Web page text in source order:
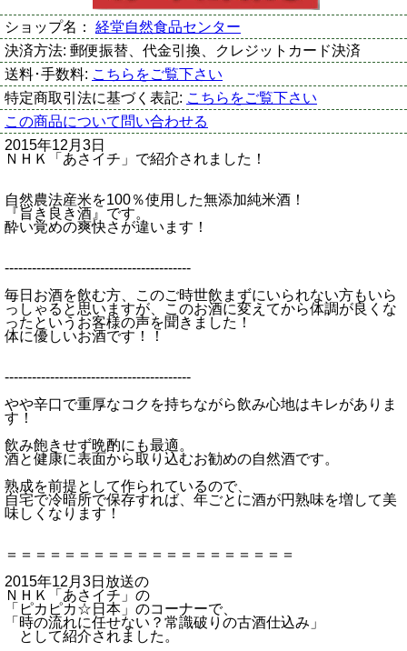
ショップ名： 経堂自然食品センター
決済方法: 郵便振替、代金引換、クレジットカード決済
送料･手数料: こちらをご覧下さい
特定商取引法に基づく表記: こちらをご覧下さい
この商品について問い合わせる
2015年12月3日
ＮＨＫ「あさイチ」で紹介されました！
自然農法産米を100％使用した無添加純米酒！
『旨き良き酒』です。
酔い覚めの爽快さが違います！
-----------------------------------------
毎日お酒を飲む方、このご時世飲まずにいられない方もいら
っしゃると思いますが、このお酒に変えてから体調が良くな
ったというお客様の声を聞きました！
体に優しいお酒です！！
-----------------------------------------
やや辛口で重厚なコクを持ちながら飲み心地はキレがありま
す！
飲み飽きせず晩酌にも最適。
酒と健康に表面から取り込むお勧めの自然酒です。
熟成を前提として作られているので、
自宅で冷暗所で保存すれば、年ごとに酒が円熟味を増して美
味しくなります！
＝＝＝＝＝＝＝＝＝＝＝＝＝＝＝＝＝＝＝＝
2015年12月3日放送の
ＮＨＫ「あさイチ」の
「ピカピカ☆日本」のコーナーで、
「時の流れに任せない？常識破りの古酒仕込み」
として紹介されました。